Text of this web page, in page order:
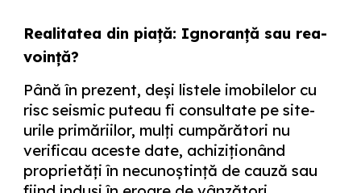
Realitatea din piață: Ignoranță sau rea-
voință?
Până în prezent, deși listele imobilelor cu
risc seismic puteau fi consultate pe site-
urile primăriilor, mulți cumpărători nu
verificau aceste date, achiziționând
proprietăți în necunoștință de cauză sau